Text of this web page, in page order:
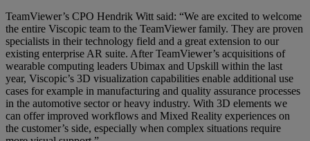
TeamViewer’s CPO Hendrik Witt said: “We are excited to welcome
the entire Viscopic team to the TeamViewer family. They are proven
specialists in their technology field and a great extension to our
existing enterprise AR suite. After TeamViewer’s acquisitions of
wearable computing leaders Ubimax and Upskill within the last
year, Viscopic’s 3D visualization capabilities enable additional use
cases for example in manufacturing and quality assurance processes
in the automotive sector or heavy industry. With 3D elements we
can offer improved workflows and Mixed Reality experiences on
the customer’s side, especially when complex situations require